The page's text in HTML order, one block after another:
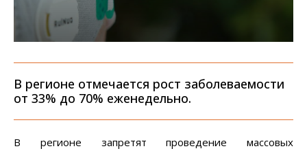
В регионе отмечается рост заболеваемости
от 33% до 70% еженедельно.
В регионе запретят проведение массовых